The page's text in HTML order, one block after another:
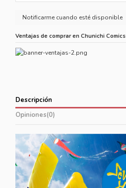
Ventajas de comprar en Chunichi Comics
Descripción
Opiniones(0)